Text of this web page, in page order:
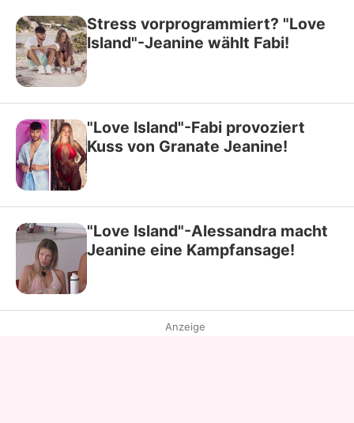
Stress vorprogrammiert? "Love
Island"-Jeanine wählt Fabi!
"Love Island"-Fabi provoziert
Kuss von Granate Jeanine!
"Love Island"-Alessandra macht
Jeanine eine Kampfansage!
Anzeige